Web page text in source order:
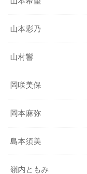
山本彩乃
山村響
岡咲美保
岡本麻弥
島本須美
嶺内ともみ